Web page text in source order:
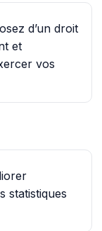
d’un droit
et
vos
statistiques